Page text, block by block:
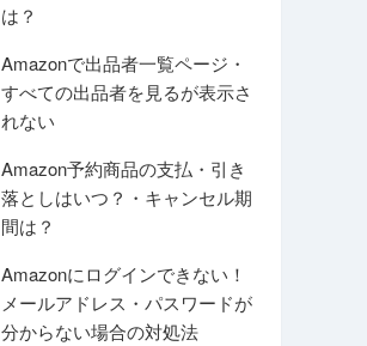
は？
Amazonで出品者一覧ページ・
すべての出品者を見るが表示さ
れない
Amazon予約商品の支払・引き
落としはいつ？・キャンセル期
間は？
Amazonにログインできない！
メールアドレス・パスワードが
分からない場合の対処法